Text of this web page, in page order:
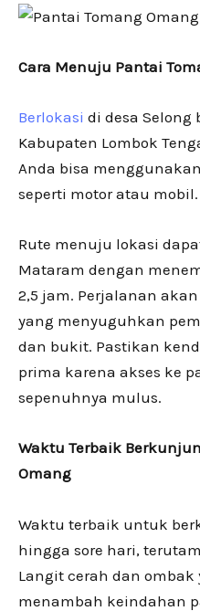
Cara Menuju Pantai
Berlokasi di desa Selong
Kabupaten Lombok
Anda bisa
seperti motor atau mobil.
Rute menuju lokasi
Mataram dengan
2,5 jam. Perjalanan
yang menyuguhkan
dan bukit. Pastikan
prima karena akses ke
sepenuhnya mulus.
Waktu Terbaik
Omang
Waktu terbaik untuk
hingga sore hari,
Langit cerah dan
menambah keindahan